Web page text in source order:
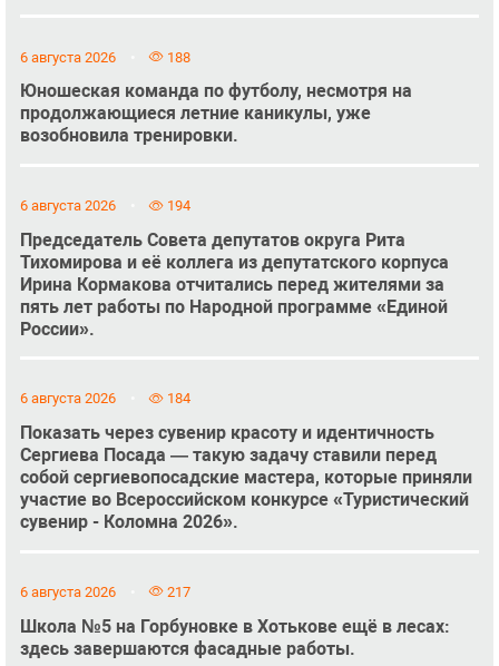
6 августа 2026 188
Юношеская команда по футболу, несмотря на
продолжающиеся летние каникулы, уже
возобновила тренировки.
6 августа 2026 194
Председатель Совета депутатов округа Рита
Тихомирова и её коллега из депутатского корпуса
Ирина Кормакова отчитались перед жителями за
пять лет работы по Народной программе «Единой
России».
6 августа 2026 184
Показать через сувенир красоту и идентичность
Сергиева Посада — такую задачу ставили перед
собой сергиевопосадские мастера, которые приняли
участие во Всероссийском конкурсе «Туристический
сувенир - Коломна 2026».
6 августа 2026 217
Школа №5 на Горбуновке в Хотькове ещё в лесах:
здесь завершаются фасадные работы.